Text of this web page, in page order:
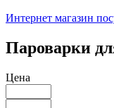
Интернет магазин
Пароварки
Цена